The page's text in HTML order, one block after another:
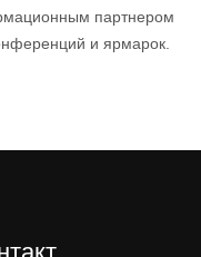
партнером
и ярмарок.